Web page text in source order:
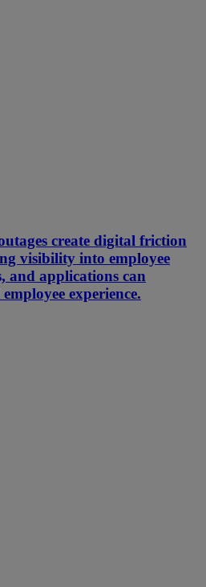
create digital friction
visibility into employee
and applications can
experience.